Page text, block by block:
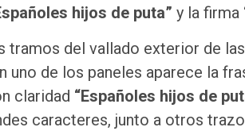
hijos de puta” y la firma
tramos del vallado exterior de
uno de los paneles aparece la
claridad “Españoles hijos de
caracteres, junto a otros